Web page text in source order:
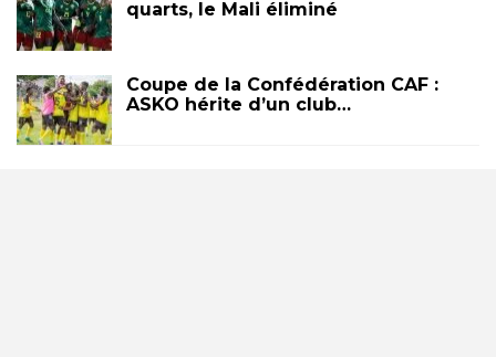
quarts, le Mali éliminé
Coupe de la Confédération CAF :
ASKO hérite d’un club…